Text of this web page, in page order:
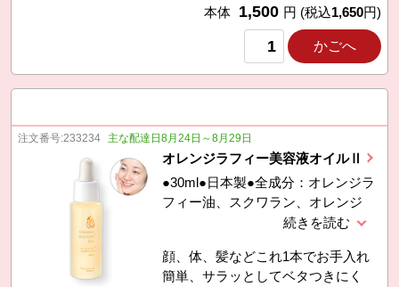
本体 1,500 円 (税込1,650円)
かごへ
注文番号:233234 主な配達日8月24日～8月29日
オレンジラフィー美容液オイルⅡ
●30ml●日本製●全成分：オレンジラ
フィー油、スクワラン、オレンジ
油、グリチルレチン酸ステアリル、
ビキノン
顔、体、髪などこれ1本でお手入れ
簡単、サラッとしてベタつきにく